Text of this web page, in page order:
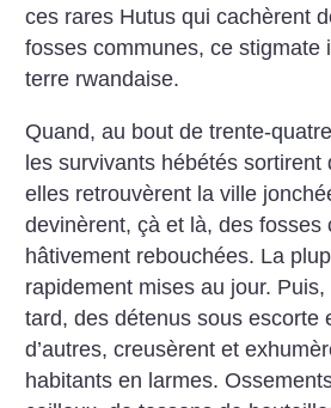
ces rares Hutus qui cachèrent
fosses communes, ce stigmate
terre rwandaise.
Quand, au bout de trente-
les survivants hébétés sortirent
elles retrouvèrent la ville
devinèrent, çà et là, des fosses
hâtivement rebouchées. La
rapidement mises au jour.
tard, des détenus sous escorte
d’autres, creusèrent et
habitants en larmes.